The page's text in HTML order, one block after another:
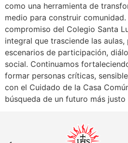
como una herramienta de
medio para construir
compromiso del Colegio Santa
integral que trasciende las
escenarios de participación,
social. Continuamos
formar personas críticas,
con el Cuidado de la Casa
búsqueda de un futuro más justo